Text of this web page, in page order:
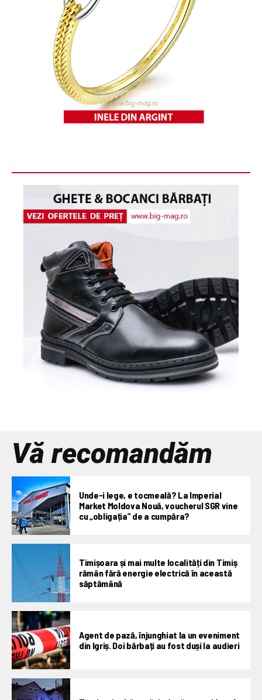
Vă recomandăm
Unde-i lege, e tocmeală? La Imperial
Market Moldova Nouă, voucherul SGR vine
cu „obligația” de a cumpăra?
Timișoara și mai multe localități din Timiș
rămân fără energie electrică în această
săptămână
Agent de pază, înjunghiat la un eveniment
din Igriș. Doi bărbați au fost duși la audieri